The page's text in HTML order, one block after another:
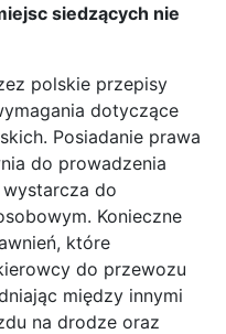
siedzących nie
polskie przepisy
dotyczące
Posiadanie prawa
do prowadzenia
do
Konieczne
które
do przewozu
między innymi
na drodze oraz